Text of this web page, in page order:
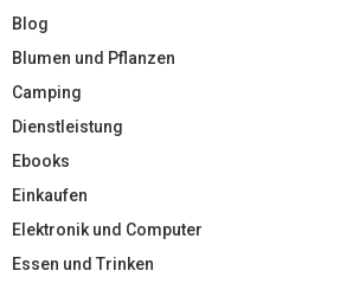
Blog
Blumen und Pflanzen
Camping
Dienstleistung
Ebooks
Einkaufen
Elektronik und Computer
Essen und Trinken